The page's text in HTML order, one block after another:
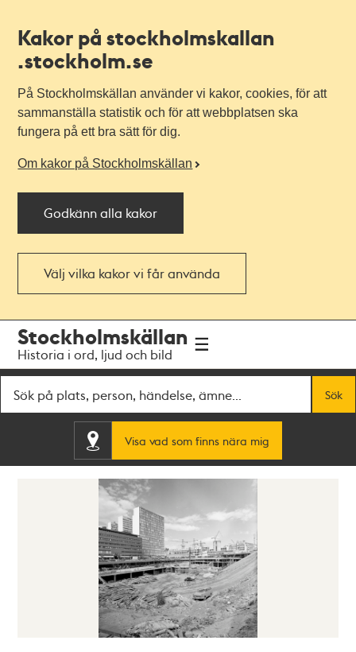
Kakor på stockholmskallan
.stockholm.se
På Stockholmskällan använder vi kakor, cookies, för att
sammanställa statistik och för att webbplatsen ska
fungera på ett bra sätt för dig.
Om kakor på Stockholmskällan
Godkänn alla kakor
Välj vilka kakor vi får använda
navigationen
huvudinnehållet
Stockholmskällan
Historia i ord, ljud och bild
Sök
Visa vad som finns nära mig